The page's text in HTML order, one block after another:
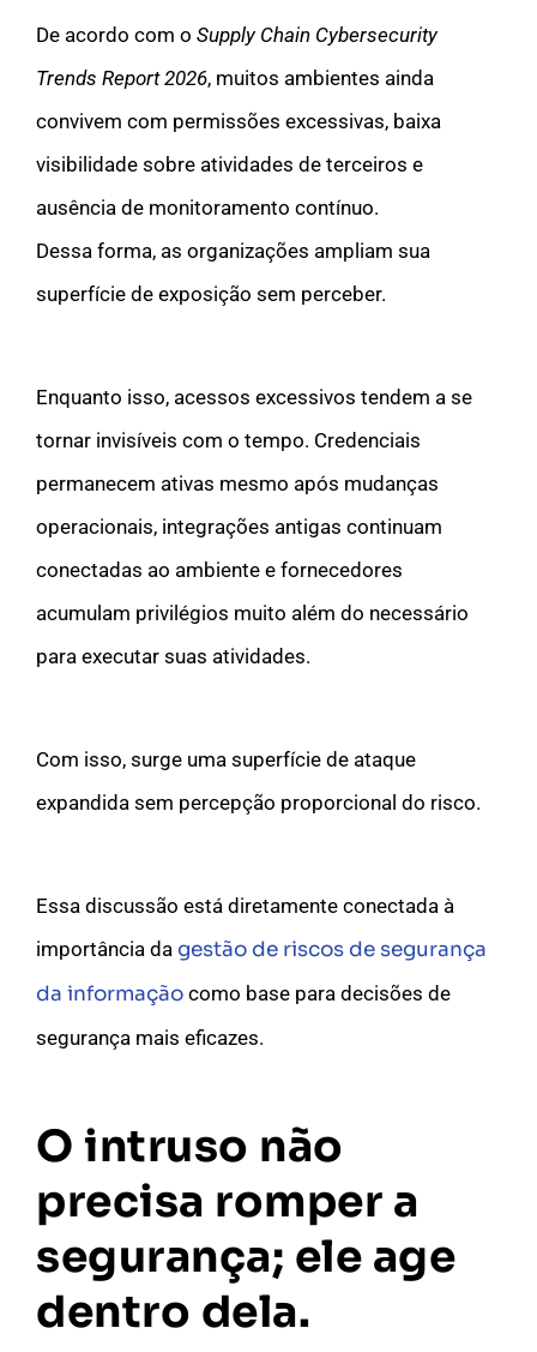
De acordo com o Supply Chain Cybersecurity
Trends Report 2026, muitos ambientes ainda
convivem com permissões excessivas, baixa
visibilidade sobre atividades de terceiros e
ausência de monitoramento contínuo.
Dessa forma, as organizações ampliam sua
superfície de exposição sem perceber.
Enquanto isso, acessos excessivos tendem a se
tornar invisíveis com o tempo. Credenciais
permanecem ativas mesmo após mudanças
operacionais, integrações antigas continuam
conectadas ao ambiente e fornecedores
acumulam privilégios muito além do necessário
para executar suas atividades.
Com isso, surge uma superfície de ataque
expandida sem percepção proporcional do risco.
Essa discussão está diretamente conectada à
importância da gestão de riscos de segurança
da informação como base para decisões de
segurança mais eficazes.
O intruso não
precisa romper a
segurança; ele age
dentro dela.